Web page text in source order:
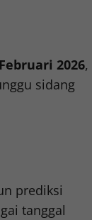
2026,
sidang
prediksi
tanggal